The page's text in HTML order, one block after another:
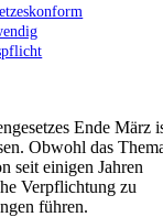
Ende März
Obwohl das
seit einigen Jahren
Verpflichtung zu
führen.